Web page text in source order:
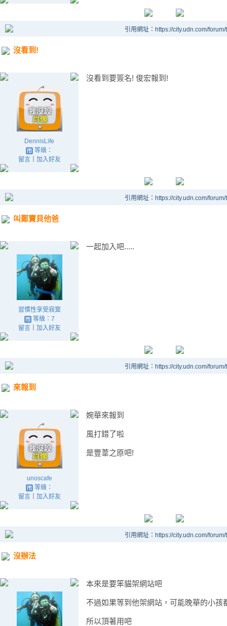
引用網址：https://city.udn.com/
沒看到!
DennisLife
等級：
留言｜ 加入好友
沒看到要簽名! 俊宏報到!
引用網址：https://city.udn.com/
叫鄭寶貝他爸
習慣性享受寂寞
等級：7
留言｜ 加入好友
一起加入吧.....
引用網址：https://city.udn.com/
來報到
unoscafe
等級：
留言｜ 加入好友
婉華來報到
風打錯了啦
是豐葦之原吧!
引用網址：https://city.udn.com/
沒辦法
本來是要笨貓架網站吧
不過如果等到他架網站，可能晚華的小孩
所以頂著用吧